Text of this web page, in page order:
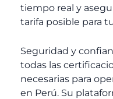
tiempo real y
tarifa posible para
Seguridad y
todas las
necesarias para
en Perú. Su